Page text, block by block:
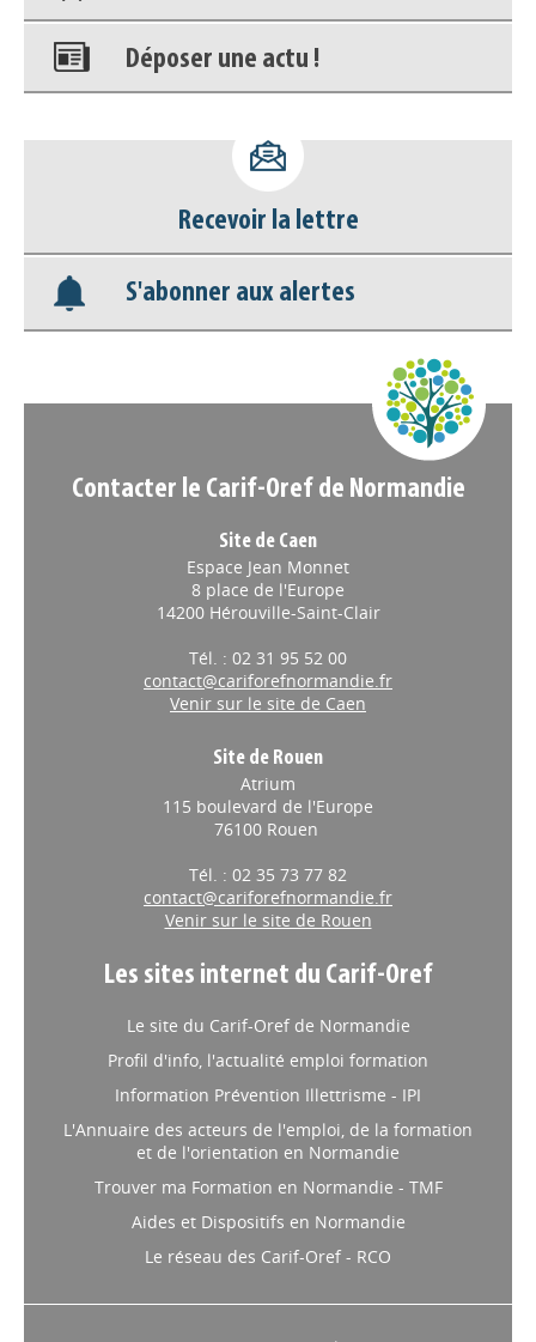
Déposer une actu !
déconnecter)
Base documentaire
Nos veilles Scoop.it
Recevoir la lettre
S'abonner aux alertes
Contacter le Carif-Oref de Normandie
Site de Caen
Espace Jean Monnet
8 place de l'Europe
14200 Hérouville-Saint-Clair
Tél. : 02 31 95 52 00
contact@cariforefnormandie.fr
Venir sur le site de Caen
Site de Rouen
Atrium
115 boulevard de l'Europe
76100 Rouen
Tél. : 02 35 73 77 82
contact@cariforefnormandie.fr
Venir sur le site de Rouen
Les sites internet du Carif-Oref
Le site du Carif-Oref de Normandie
Profil d'info, l'actualité emploi formation
Information Prévention Illettrisme - IPI
L'Annuaire des acteurs de l'emploi, de la formation
et de l'orientation en Normandie
Trouver ma Formation en Normandie - TMF
Aides et Dispositifs en Normandie
Le réseau des Carif-Oref - RCO